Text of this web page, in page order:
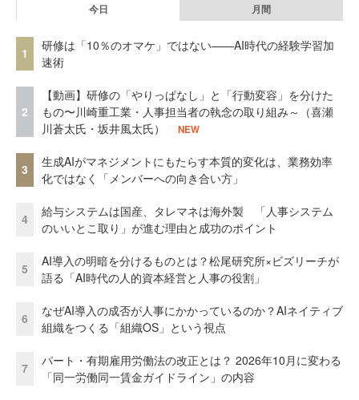
今日 月間
1
研修は「10％のオマケ」ではない——AI時代の経験学習加
速術
2
【動画】研修の「やりっぱなし」と「行動変容」を分けた
もの〜川崎重工業・人事担当者の執念の取り組み～（喜瀬
川蒼太氏・坂井風太氏）
NEW
3
生成AIがマネジメントにもたらす本質的変化は、業務効率
化ではなく「メンバーへの向き合い方」
4
給与システムは国産、タレマネは海外製 「人事システム
のいいとこ取り」が進む理由と成功のポイント
5
AI導入の明暗を分けるものとは？松尾研究所×ビズリーチが
語る「AI時代の人的資本経営と人事の役割」
6
なぜAI導入の成否が人事にかかっているのか？AIネイティブ
組織をつくる「組織OS」という視点
7
パート・有期雇用労働法の改正とは？ 2026年10月に変わる
「同一労働同一賃金ガイドライン」の内容